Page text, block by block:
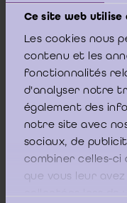
Ce site web utilise
Les cookies nous
contenu et les
fonctionnalités
d'analyser notre
également des
notre site avec
sociaux, de
combiner celles-
que vous leur
des sociétés que
commerciale »
immédiatement avant
néerlandophone
qu’aucune abréviation
Il est vrai que des
expliquer le recours à
claires, ce qui n’est
sociétés.